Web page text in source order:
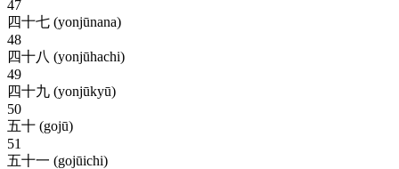
47
四十七 (yonjūnana)
48
四十八 (yonjūhachi)
49
四十九 (yonjūkyū)
50
五十 (gojū)
51
五十一 (gojūichi)